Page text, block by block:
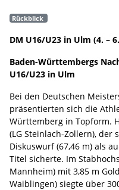
Rückblick
DM U16/U23 in Ulm (4. –
Baden-Württembergs
U16/U23 in Ulm
Bei den Deutschen
präsentierten sich die
Württemberg in Topform.
(LG Steinlach-Zollern), der
Diskuswurf (67,46 m) als
Titel sicherte. Im
Mannheim) mit 3,85 m
Waiblingen) siegte über